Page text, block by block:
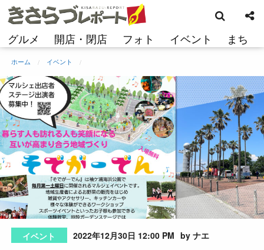
コ
ン
ン
へ
ス
キ
ッ
プ
グルメ 開店・閉店 フォト イベント まち
索
ホーム イベント
イベント 2022年12月30日 12:00 PM by ナエ